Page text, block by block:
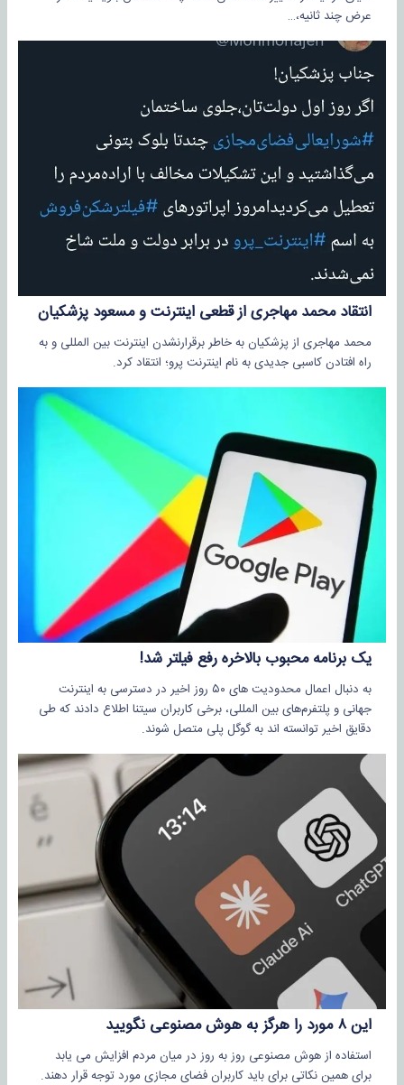
عرض چند ثانیه،…
انتقاد محمد مهاجری از قطعی اینترنت و مسعود پزشکیان
محمد مهاجری از پزشکیان به خاطر برقرارنشدن اینترنت بین المللی و به
راه افتادن کاسبی جدیدی به نام اینترنت پرو؛ انتقاد کرد.
یک برنامه محبوب بالاخره رفع فیلتر شد!
به دنبال اعمال محدودیت های ۵۰ روز اخیر در دسترسی به اینترنت
جهانی و پلتفرم‌های بین المللی، برخی کاربران سیتنا اطلاع دادند که طی
دقایق اخیر توانسته اند به گوگل پلی متصل شوند.
این ۸ مورد را هرگز به هوش مصنوعی نگویید
استفاده از هوش مصنوعی روز به روز در میان مردم افزایش می یابد
برای همین نکاتی برای باید کاربران فضای مجازی مورد توجه قرار دهند.